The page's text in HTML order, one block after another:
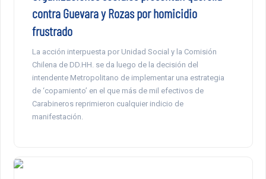
contra Guevara y Rozas por homicidio
frustrado
La acción interpuesta por Unidad Social y la Comisión
Chilena de DD.HH. se da luego de la decisión del
intendente Metropolitano de implementar una estrategia
de ‘copamiento’ en el que más de mil efectivos de
Carabineros reprimieron cualquier indicio de
manifestación.